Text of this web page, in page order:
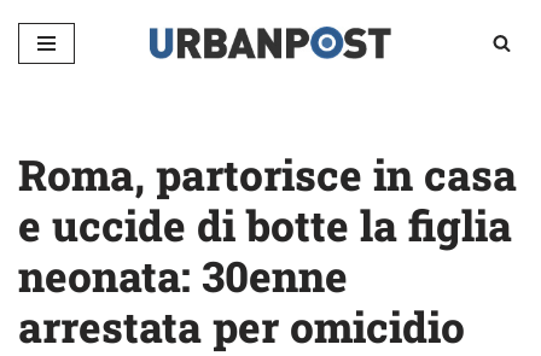
Vai
Roma, partorisce in casa
e uccide di botte la figlia
neonata: 30enne
arrestata per omicidio